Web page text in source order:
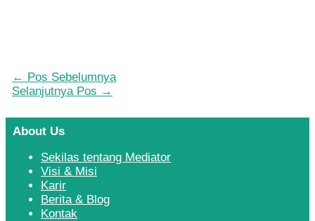
← Pos Sebelumnya
Selanjutnya Pos →
About Us
Sekilas tentang Mediator
Visi & Misi
Karir
Berita & Blog
Kontak